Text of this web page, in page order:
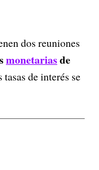
dos reuniones
monetariasde
de interés se